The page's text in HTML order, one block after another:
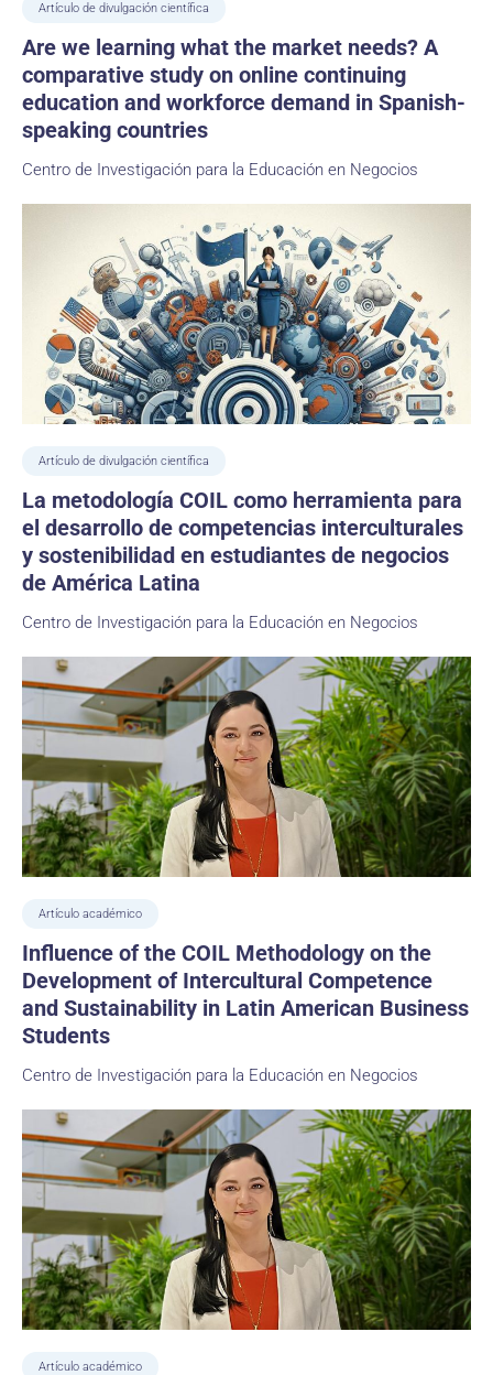
Artículo de divulgación científica
Are we learning what the market needs? A
comparative study on online continuing
education and workforce demand in Spanish-
speaking countries
Centro de Investigación para la Educación en Negocios
Artículo de divulgación científica
La metodología COIL como herramienta para
el desarrollo de competencias interculturales
y sostenibilidad en estudiantes de negocios
de América Latina
Centro de Investigación para la Educación en Negocios
Artículo académico
Influence of the COIL Methodology on the
Development of Intercultural Competence
and Sustainability in Latin American Business
Students
Centro de Investigación para la Educación en Negocios
Artículo académico